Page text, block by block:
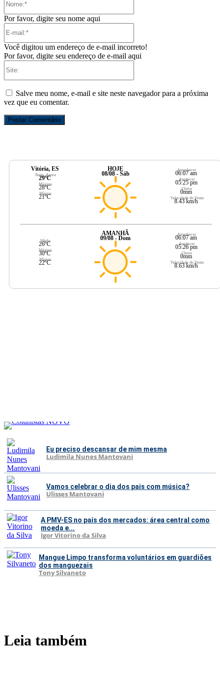
Por favor, digite seu nome aqui
Você digitou um endereço de e-mail incorreto!
Por favor, digite seu endereço de e-mail aqui
Salve meu nome, e-mail e site neste navegador para a próxima
vez que eu comentar.
Vitória, ES
Temp. Agora
29ºC
Máxima
28ºC
Mínima
21ºC
HOJE
08/08 - Sáb
Amanhecer
06:07 am
Anoitecer
05:25 pm
Chuva
0mm
Velocidade do Vento
8.43 km/h
Média
26ºC
Máxima
30ºC
Mínima
22ºC
AMANHÃ
09/08 - Dom
Amanhecer
06:07 am
Anoitecer
05:26 pm
Chuva
0mm
Velocidade do Vento
8.63 km/h
Eu preciso descansar de mim mesma
Ludimila Nunes Mantovani
Vamos celebrar o dia dos pais com música?
Ulisses Mantovani
A PMV-ES no país dos mercados: área central como
moeda e...
Igor Vitorino da Silva
Mangue Limpo transforma voluntários em guardiões
dos manguezais
Tony Silvaneto
Leia também